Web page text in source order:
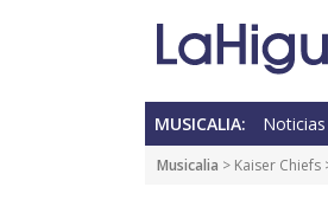
MUSICALIA:
Musicalia > Kaiser Chiefs